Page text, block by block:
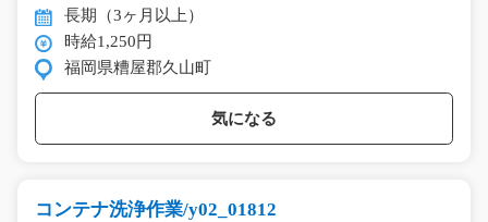
長期（3ヶ月以上）
時給1,250円
福岡県糟屋郡久山町
気になる
コンテナ洗浄作業/y02_01812